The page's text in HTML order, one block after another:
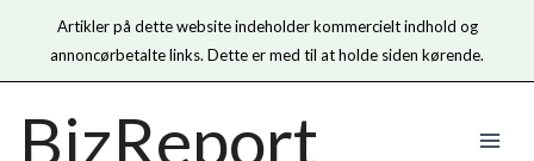
Artikler på dette website indeholder kommercielt indhold og
annoncørbetalte links. Dette er med til at holde siden kørende.
indholdet
BizReport